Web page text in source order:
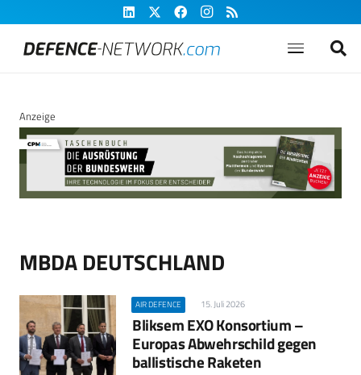
Anzeige
MBDA DEUTSCHLAND
AIR DEFENCE 15. Juli 2026
Bliksem EXO Konsortium –
Europas Abwehrschild gegen
ballistische Raketen